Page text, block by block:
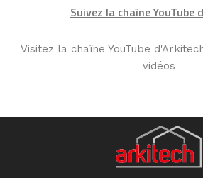
Suivez la chaîne YouTube
Visitez la chaîne YouTube
vidéos